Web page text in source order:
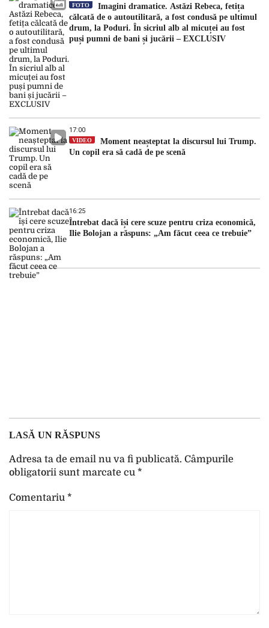
FOTO
Imagini dramatice. Astăzi Rebeca, fetița
călcată de o autoutilitară, a fost condusă pe ultimul
drum, la Poduri. În sicriul alb al micuței au fost
puși pumni de bani și jucării – EXCLUSIV
17:00
VIDEO
Moment neașteptat la discursul lui Trump.
Un copil era să cadă de pe scenă
16:25
Întrebat dacă își cere scuze pentru criza economică,
Ilie Bolojan a răspuns: „Am făcut ceea ce trebuie”
LASĂ UN RĂSPUNS
Adresa ta de email nu va fi publicată. Câmpurile
obligatorii sunt marcate cu *
Comentariu *